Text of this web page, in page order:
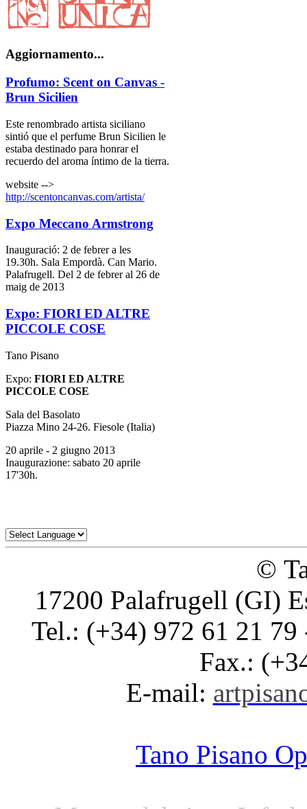
Aggiornamento...
Profumo: Scent on Canvas -
Brun Sicilien
Este renombrado artista siciliano
sintió que el perfume Brun Sicilien le
estaba destinado para honrar el
recuerdo del aroma íntimo de la tierra.
website -->
http://scentoncanvas.com/artista/
Expo Meccano Armstrong
Inauguració: 2 de febrer a les
19.30h. Sala Empordà. Can Mario.
Palafrugell. Del 2 de febrer al 26 de
maig de 2013
Expo: FIORI ED ALTRE
PICCOLE COSE
Tano Pisano
Expo: FIORI ED ALTRE
PICCOLE COSE
Sala del Basolato
Piazza Mino 24-26. Fiesole (Italia)
20 aprile - 2 giugno 2013
Inaugurazione: sabato 20 aprile
17'30h.
©
17200 Palafrugell (GI)
Tel.: (+34) 972 61 21
Fax.:
E-mail:
Tano Pisano